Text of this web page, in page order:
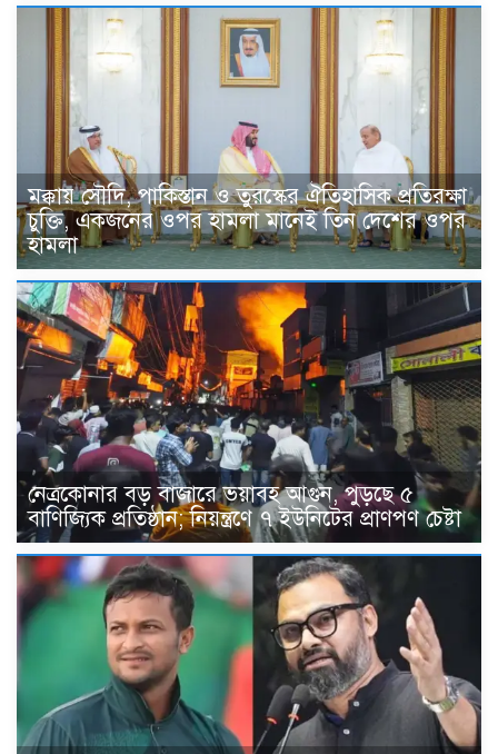
মক্কায় সৌদি, পাকিস্তান ও তুরস্কের ঐতিহাসিক প্রতিরক্ষা
চুক্তি, একজনের ওপর হামলা মানেই তিন দেশের ওপর
হামলা
নেত্রকোনার বড় বাজারে ভয়াবহ আগুন, পুড়ছে ৫
বাণিজ্যিক প্রতিষ্ঠান; নিয়ন্ত্রণে ৭ ইউনিটের প্রাণপণ চেষ্টা